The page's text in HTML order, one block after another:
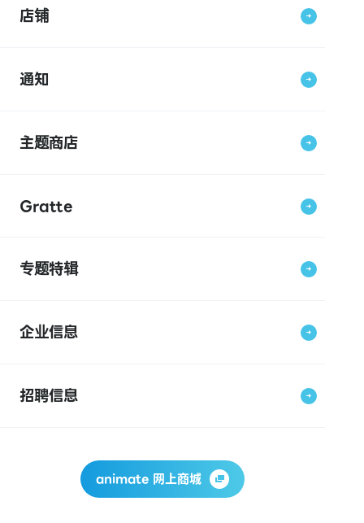
店铺
通知
主题商店
Gratte
专题特辑
企业信息
招聘信息
animate 网上商城